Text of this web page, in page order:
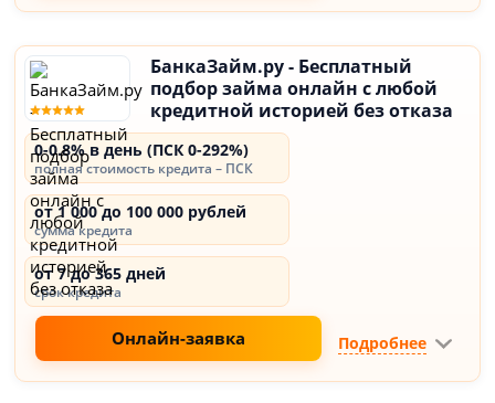
БанкаЗайм.ру - Бесплатный
подбор займа онлайн с любой
кредитной историей без отказа
0-0.8% в день (ПСК 0-292%)
полная стоимость кредита – ПСК
от 1 000 до 100 000 рублей
сумма кредита
от 7 до 365 дней
срок кредита
Онлайн-заявка Подробнее